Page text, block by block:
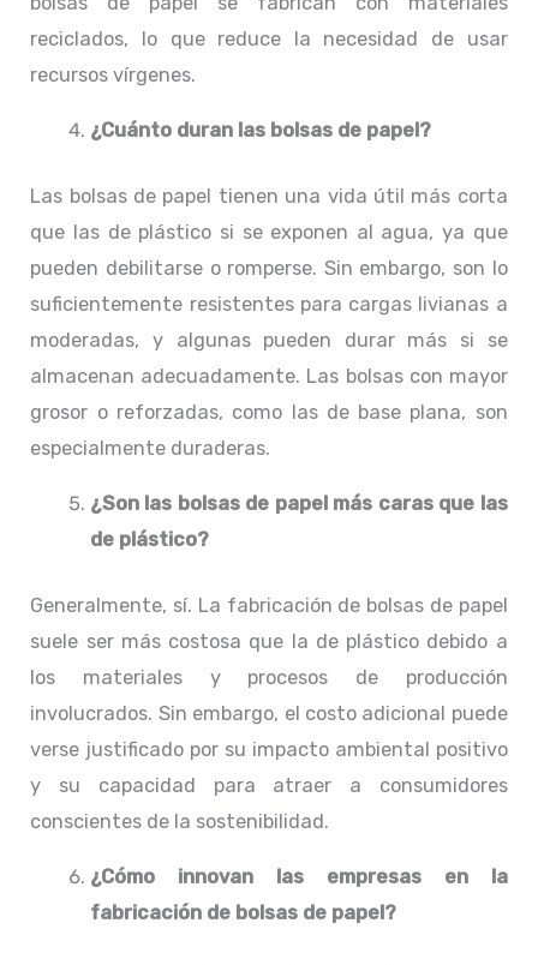
reciclados, lo que reduce la necesidad de usar
recursos vírgenes.
¿Cuánto duran las bolsas de papel?
Las bolsas de papel tienen una vida útil más corta
que las de plástico si se exponen al agua, ya que
pueden debilitarse o romperse. Sin embargo, son lo
suficientemente resistentes para cargas livianas a
moderadas, y algunas pueden durar más si se
almacenan adecuadamente. Las bolsas con mayor
grosor o reforzadas, como las de base plana, son
especialmente duraderas.
¿Son las bolsas de papel más caras que las
de plástico?
Generalmente, sí. La fabricación de bolsas de papel
suele ser más costosa que la de plástico debido a
los materiales y procesos de producción
involucrados. Sin embargo, el costo adicional puede
verse justificado por su impacto ambiental positivo
y su capacidad para atraer a consumidores
conscientes de la sostenibilidad.
¿Cómo innovan las empresas en la
fabricación de bolsas de papel?